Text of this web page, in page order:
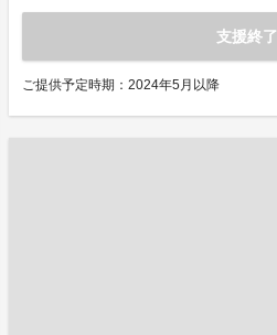
支援終了
ご提供予定時期：2024年5月以降